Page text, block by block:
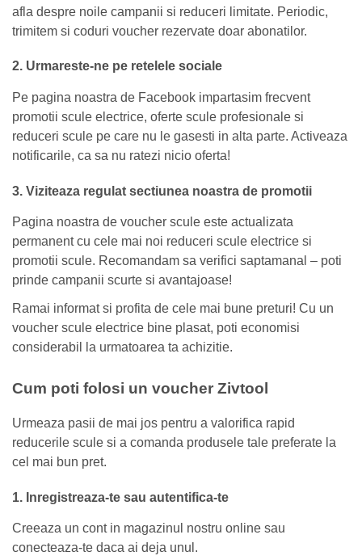
afla despre noile campanii si reduceri limitate. Periodic,
trimitem si coduri voucher rezervate doar abonatilor.
2. Urmareste-ne pe retelele sociale
Pe pagina noastra de Facebook impartasim frecvent
promotii scule electrice, oferte scule profesionale si
reduceri scule pe care nu le gasesti in alta parte. Activeaza
notificarile, ca sa nu ratezi nicio oferta!
3. Viziteaza regulat sectiunea noastra de promotii
Pagina noastra de voucher scule este actualizata
permanent cu cele mai noi reduceri scule electrice si
promotii scule. Recomandam sa verifici saptamanal – poti
prinde campanii scurte si avantajoase!
Ramai informat si profita de cele mai bune preturi! Cu un
voucher scule electrice bine plasat, poti economisi
considerabil la urmatoarea ta achizitie.
Cum poti folosi un voucher Zivtool
Urmeaza pasii de mai jos pentru a valorifica rapid
reducerile scule si a comanda produsele tale preferate la
cel mai bun pret.
1. Inregistreaza-te sau autentifica-te
Creeaza un cont in magazinul nostru online sau
conecteaza-te daca ai deja unul.